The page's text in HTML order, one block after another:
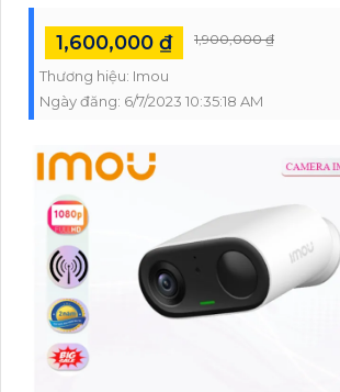
1,600,000 ₫ 1,900,000 ₫
Thương hiệu: Imou
Ngày đăng: 6/7/2023 10:35:18 AM